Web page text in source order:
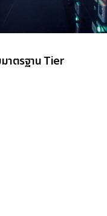
าตรฐาน Tier